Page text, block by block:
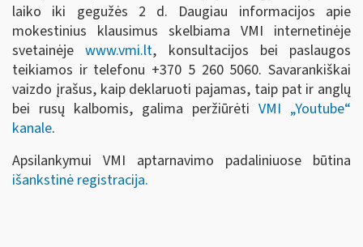
laiko iki gegužės 2 d. Daugiau informacijos apie
mokestinius klausimus skelbiama VMI internetinėje
svetainėjewww.vmi.lt, konsultacijos bei paslaugos
teikiamos ir telefonu +370 5 260 5060. Savarankiškai
vaizdo įrašus, kaip deklaruoti pajamas, taip pat ir anglų
bei rusų kalbomis, galima peržiūrėti VMI „Youtube“
kanale.
Apsilankymui VMI aptarnavimo padaliniuose būtina
išankstinė registracija.